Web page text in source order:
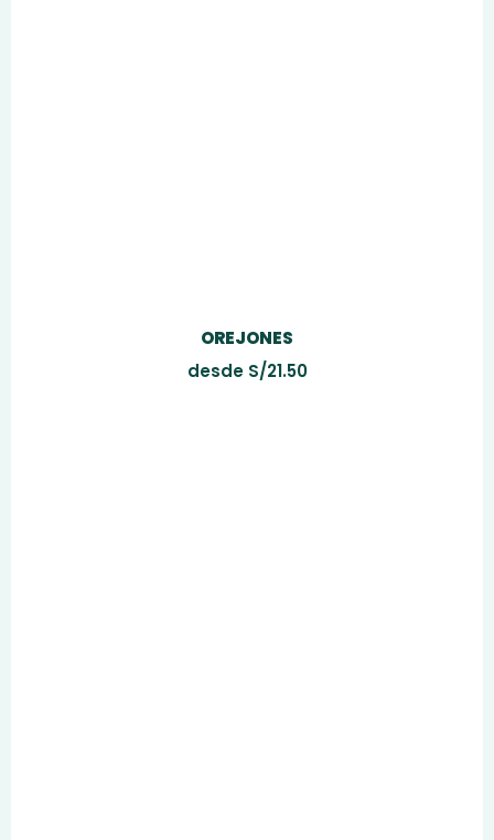
OREJONES
desde S/21.50